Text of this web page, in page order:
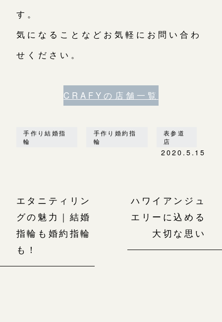
す。
気になることなどお気軽にお問い合わ
せください。
CRAFYの店舗一覧
手作り結婚指
輪
手作り婚約指
輪
表参道
店
2020.5.15
エタニティリン
グの魅力｜結婚
指輪も婚約指輪
も！
ハワイアンジュ
エリーに込める
大切な思い